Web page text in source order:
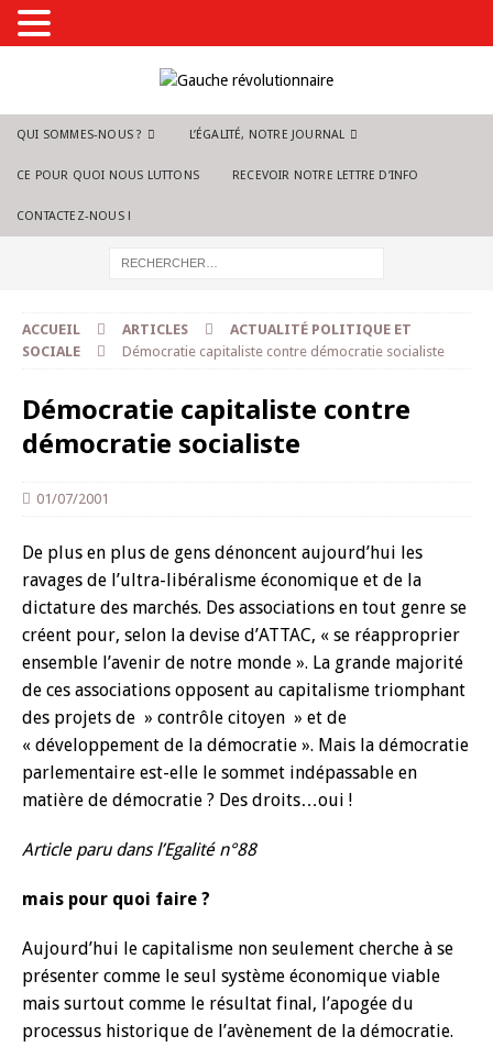
QUI SOMMES-NOUS ? L’ÉGALITÉ, NOTRE JOURNAL
CE POUR QUOI NOUS LUTTONS RECEVOIR NOTRE LETTRE D’INFO
CONTACTEZ-NOUS !
ACCUEIL ARTICLES
ACTUALITÉ POLITIQUE ET
SOCIALE
Démocratie capitaliste contre démocratie socialiste
Démocratie capitaliste contre
démocratie socialiste
01/07/2001
De plus en plus de gens dénoncent aujourd’hui les
ravages de l’ultra-libéralisme économique et de la
dictature des marchés. Des associations en tout genre se
créent pour, selon la devise d’ATTAC, « se réapproprier
ensemble l’avenir de notre monde ». La grande majorité
de ces associations opposent au capitalisme triomphant
des projets de » contrôle citoyen » et de
« développement de la démocratie ». Mais la démocratie
parlementaire est-elle le sommet indépassable en
matière de démocratie ? Des droits…oui !
Article paru dans l’Egalité n°88
mais pour quoi faire ?
Aujourd’hui le capitalisme non seulement cherche à se
présenter comme le seul système économique viable
mais surtout comme le résultat final, l’apogée du
processus historique de l’avènement de la démocratie.